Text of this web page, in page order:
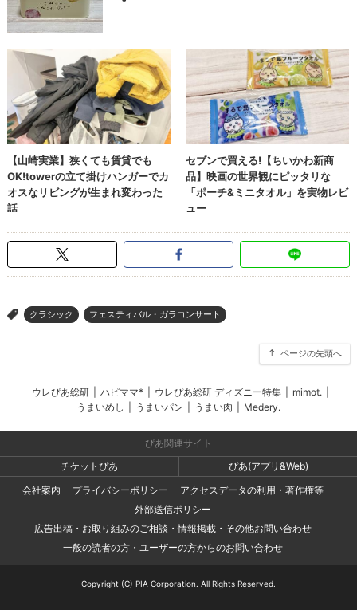
> クラシック フェスティバル・ガラコンサート
ページの先頭へ
ウレぴあ総研 ハピママ* ウレぴあ総研 ディズニー特集 mimot.
うまいめし
うまいパン うまい肉 Medery.
ぴあ関連サイト
チケットぴあ
ぴあ(アプリ&Web)
会社案内
プライバシーポリシー
アクセスデータの利用・著作権等
外部送信ポリシー
広告出稿・お取り組みのご相談・情報掲載・その他お問い合わせ
一般の読者の方・ユーザーの方からのお問い合わせ
Copyright (C) PIA Corporation. All Rights Reserved.